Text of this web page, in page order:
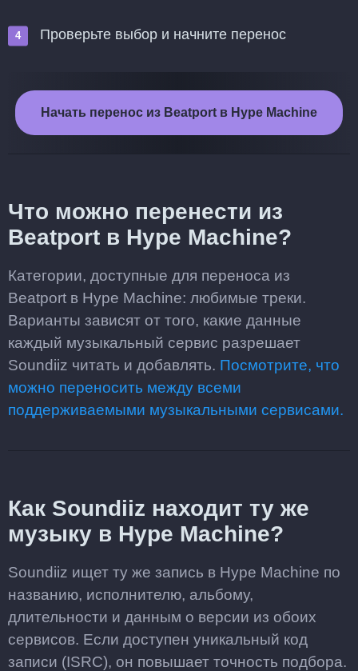
Проверьте выбор и начните перенос
Начать перенос из Beatport в Hype Machine
Что можно перенести из
Beatport в Hype Machine?
Категории, доступные для переноса из
Beatport в Hype Machine: любимые треки.
Варианты зависят от того, какие данные
каждый музыкальный сервис разрешает
Soundiiz читать и добавлять. Посмотрите, что
можно переносить между всеми
поддерживаемыми музыкальными сервисами.
Как Soundiiz находит ту же
музыку в Hype Machine?
Soundiiz ищет ту же запись в Hype Machine по
названию, исполнителю, альбому,
длительности и данным о версии из обоих
сервисов. Если доступен уникальный код
записи (ISRC), он повышает точность подбора.